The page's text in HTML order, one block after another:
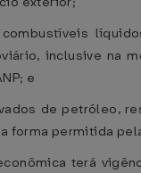
inclusive na
e
de petróleo,
forma permitida
terá